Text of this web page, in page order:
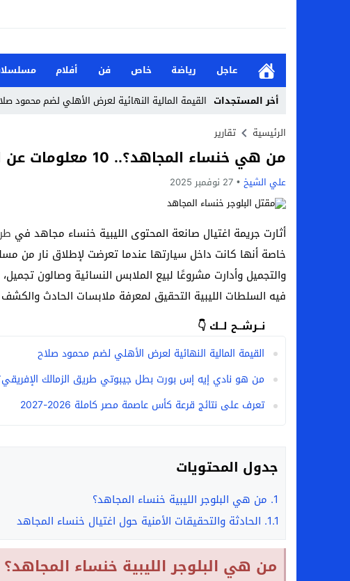
عاجل رياضة خاص فن أفلام
أخر المستجدات القيمة المالية النهائية لعرض الأهلي لضم محمود
الأحد.. أحمد شيبة يحيي حفلًا غنائيًا ضخمًا في
تعرف على نتائج قرعة كأس عاصمة مصر كاملة 2026-2027
من هي جيداء كامل بطلة الملحمة؟.. تالقت أمام
بحث في الإسلام بسببها.. من هي هيفا سالم علي
لماذا تنجح بعض الحملات التسويقية بينما تفشل
بعد فسخ عقده.. حصاد وأرقام سيف الدين الجزيري مع
السيرة الذاتية للدكتورة آيات حسن شمس الدين عميد
سامو كوستا في معسكر النصر السعودي.. هل انتهت
الرئيسية تقارير
من هي خنساء المجاهد؟.. 10 معلومات عن البلوجر الليبية بعد مقتلها
علي الشيخ 27 نوفمبر 2025
أثارت جريمة اغتيال صانعة المحتوى الليبية خنساء مجاهد في
خاصة أنها كانت داخل سيارتها عندما تعرضت لإطلاق نار من
والتجميل وأدارت مشروعًا لبيع الملابس النسائية وصالون
فيه السلطات الليبية التحقيق لمعرفة ملابسات الحادث والكشف
نــرشــح لــك 👇
القيمة المالية النهائية لعرض الأهلي لضم محمود صلاح
من هو نادي إيه إس بورت بطل جيبوتي طريق الزمالك
تعرف على نتائج قرعة كأس عاصمة مصر كاملة 2026-2027
جدول المحتويات
1. من هي البلوجر الليبية خنساء المجاهد؟
1.1. الحادثة والتحقيقات الأمنية حول اغتيال خنساء المجاهد
من هي البلوجر الليبية خنساء المجاهد؟